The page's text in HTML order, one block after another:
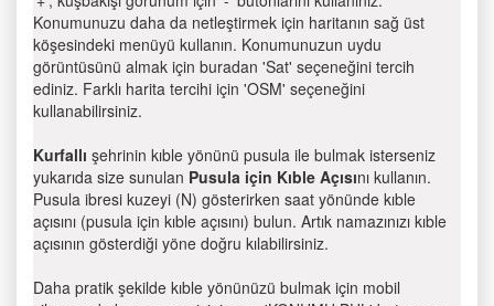
Konumunuzu daha da netleştirmek için haritanın sağ üst
köşesindeki menüyü kullanın. Konumunuzun uydu
görüntüsünü almak için buradan 'Sat' seçeneğini tercih
ediniz. Farklı harita tercihi için 'OSM' seçeneğini
kullanabilirsiniz.
Kurfallı şehrinin kıble yönünü pusula ile bulmak isterseniz
yukarıda size sunulan Pusula için Kıble Açısını kullanın.
Pusula ibresi kuzeyi (N) gösterirken saat yönünde kıble
açısını (pusula için kıble açısını) bulun. Artık namazınızı kıble
açısının gösterdiği yöne doğru kılabilirsiniz.
Daha pratik şekilde kıble yönünüzü bulmak için mobil